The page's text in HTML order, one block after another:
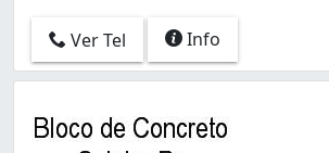
Ver Tel Info